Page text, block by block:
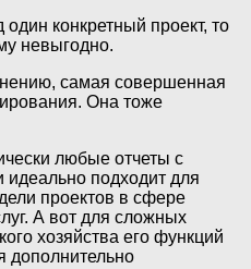
конкретный проект, то
невыгодно.
самая совершенная
Она тоже
любые отчеты с
подходит для
проектов в сфере
А вот для сложных
хозяйства его функций
дополнительно